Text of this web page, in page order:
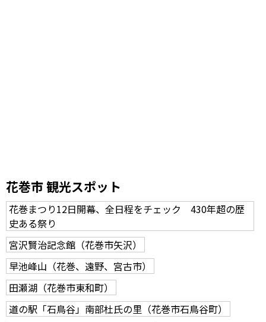
花巻市 観光スポット
花巻まつり12日開幕、全日程をチェック 430年超の歴
史ある祭り
宮沢賢治記念館（花巻市矢沢）
早池峰山（花巻、遠野、宮古市）
田瀬湖（花巻市東和町）
道の駅「石鳥谷」南部杜氏の里（花巻市石鳥谷町）